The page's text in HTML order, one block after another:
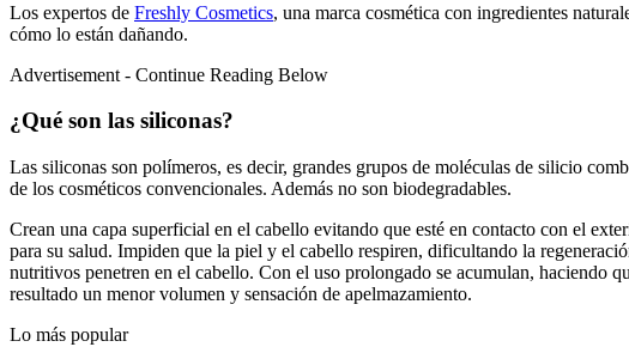
Los expertos de Freshly Cosmetics, una marca cosmética con ingredientes
cómo lo están dañando.
Advertisement - Continue Reading Below
¿Qué son las siliconas?
Las siliconas son polímeros, es decir, grandes grupos de moléculas de silicio
de los cosméticos convencionales. Además no son biodegradables.
Crean una capa superficial en el cabello evitando que esté en contacto con el
para su salud. Impiden que la piel y el cabello respiren, dificultando la
nutritivos penetren en el cabello. Con el uso prolongado se acumulan, haciendo
resultado un menor volumen y sensación de apelmazamiento.
Lo más popular